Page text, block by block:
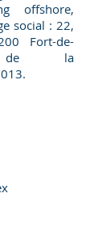
offshore,
social : 22,
Fort-de-
de la